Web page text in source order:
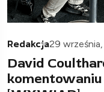
Redakcja29
David